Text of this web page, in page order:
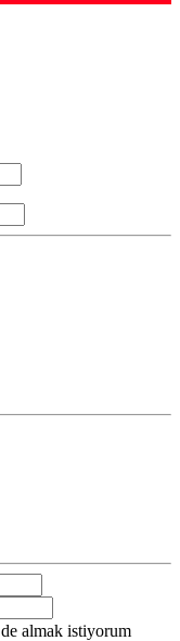
de almak istiyorum